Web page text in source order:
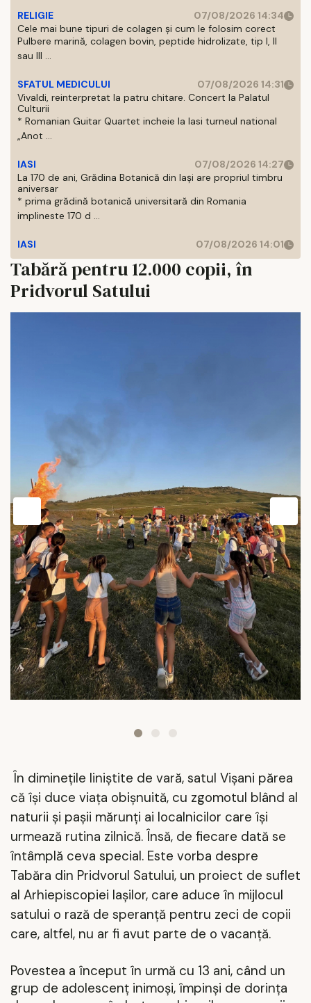
RELIGIE
07/08/2026 14:34
Cele mai bune tipuri de colagen și cum le folosim corect
Pulbere marină, colagen bovin, peptide hidrolizate, tip I, II
sau III ...
SFATUL MEDICULUI
07/08/2026 14:31
Vivaldi, reinterpretat la patru chitare. Concert la Palatul
Culturii
* Romanian Guitar Quartet incheie la Iasi turneul national
„Anot ...
IASI
07/08/2026 14:27
La 170 de ani, Grădina Botanică din Iași are propriul timbru
aniversar
* prima grădină botanică universitară din Romania
implineste 170 d ...
IASI 07/08/2026 14:01
Tabără pentru 12.000 copii, în
Pridvorul Satului
În diminețile liniștite de vară, satul Vișani părea
că își duce viața obișnuită, cu zgomotul blând al
naturii și pașii mărunți ai localnicilor care își
urmează rutina zilnică. Însă, de fiecare dată se
întâmplă ceva special. Este vorba despre
Tabăra din Pridvorul Satului, un proiect de suflet
al Arhiepiscopiei Iașilor, care aduce în mijlocul
satului o rază de speranță pentru zeci de copii
care, altfel, nu ar fi avut parte de o vacanță.
Povestea a început în urmă cu 13 ani, când un
grup de adolescenț inimoși, împinși de dorința